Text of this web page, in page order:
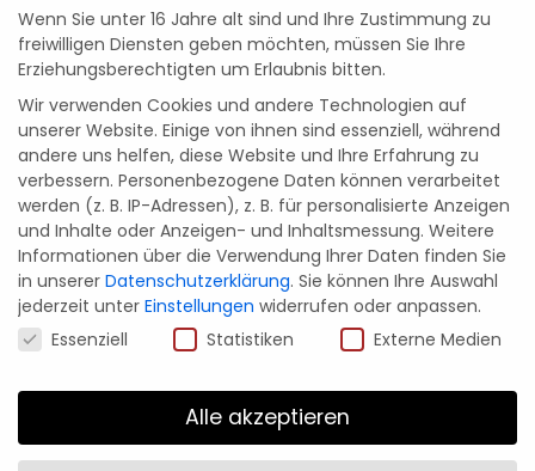
PayPalBank
Transfer
Cash
on
Pickup
Sichere Bezahlung
Verschlüsselung & Schutz
Deiner persönlichen Daten.
Wenn Sie unter 16 Jahre alt sind und Ihre Zustimmung zu
freiwilligen Diensten geben möchten, müssen Sie Ihre
Erziehungsberechtigten um Erlaubnis bitten.
Wir verwenden Cookies und andere Technologien auf
unserer Website. Einige von ihnen sind essenziell, während
andere uns helfen, diese Website und Ihre Erfahrung zu
verbessern. Personenbezogene Daten können verarbeitet
werden (z. B. IP-Adressen), z. B. für personalisierte Anzeigen
und Inhalte oder Anzeigen- und Inhaltsmessung. Weitere
Informationen über die Verwendung Ihrer Daten finden Sie
in unserer Datenschutzerklärung. Sie können Ihre Auswahl
jederzeit unter Einstellungen widerrufen oder anpassen.
Magst du Cookies? 🍪
Essenziell Statistiken Externe Medien
Alle akzeptieren